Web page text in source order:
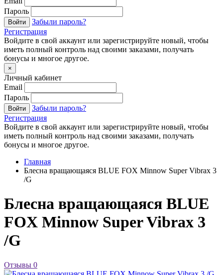
Пароль
Войти
Забыли пароль?
Регистрация
Войдите в свой аккаунт или зарегистрируйте новый, чтобы
иметь полный контроль над своими заказами, получать
бонусы и многое другое.
×
Личный кабинет
Email
Пароль
Войти
Забыли пароль?
Регистрация
Войдите в свой аккаунт или зарегистрируйте новый, чтобы
иметь полный контроль над своими заказами, получать
бонусы и многое другое.
Главная
Блесна вращающаяся BLUE FOX Minnow Super Vibrax 3
/G
Блесна вращающаяся BLUE
FOX Minnow Super Vibrax 3
/G
Отзывы 0